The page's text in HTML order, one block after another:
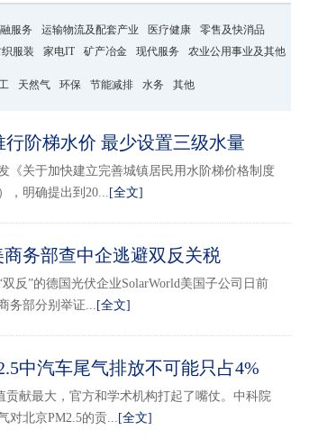
服务 运输物流及配套产业 医疗健康
零售及快消品
服装 家电IT 矿产冶金 现代服务 农业公用事业及其他
天然气 环保 节能减排 水务 其他
阶梯水价 最少设置三级水量
《关于加快建立完善城镇居民用水阶梯价格制度
，明确提出到20... [全文]
务部查中企逃避双反关税
反”的德国光伏企业SolarWorld美国子公司日前
务部分别举证... [全文]
中汽车尾气排放不可能只占4%
贡献最大，官方和学术机构打起了嘴仗。中科院
对北京PM2.5的贡... [全文]